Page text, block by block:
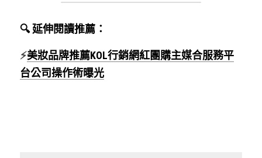
🔍 延伸閱讀推薦：
⚡美妝品牌推薦KOL行銷網紅團購主媒合服務平
台公司操作術曝光